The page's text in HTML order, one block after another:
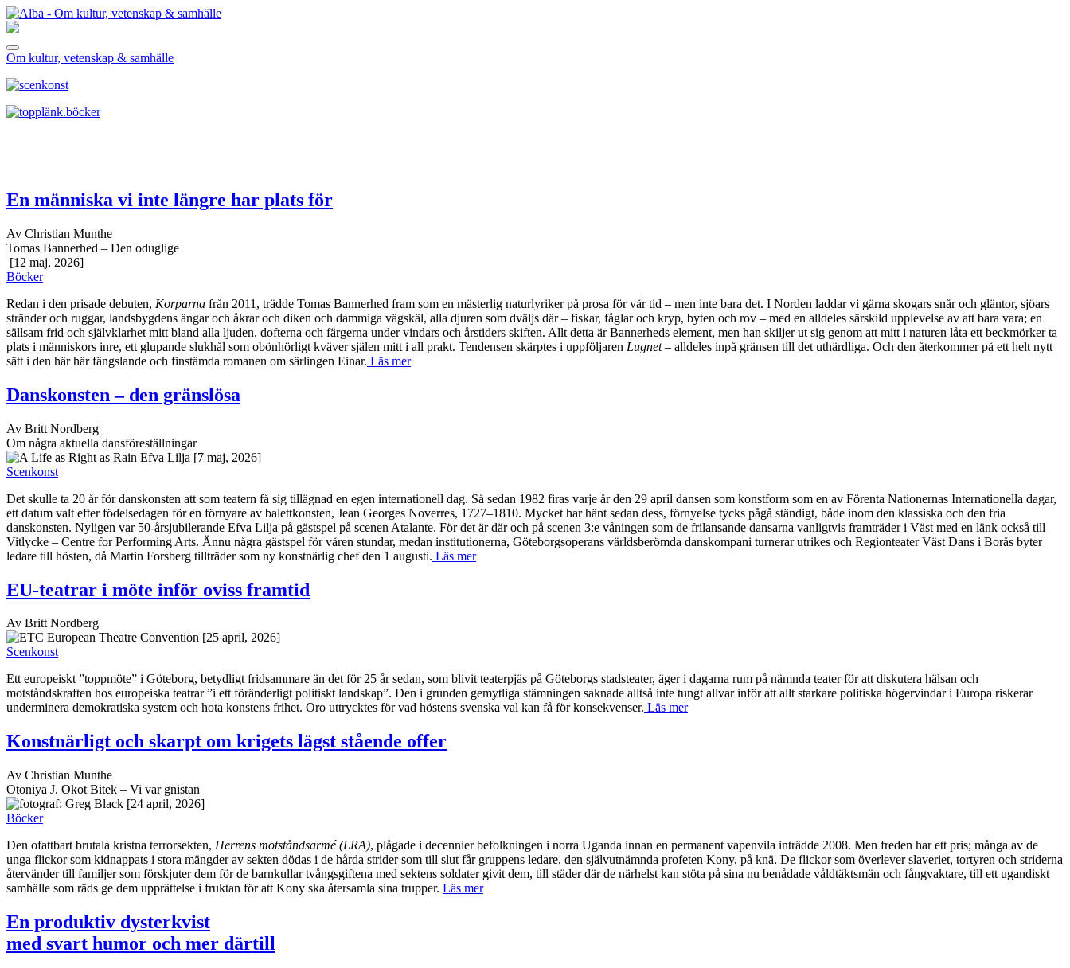
Om kultur, vetenskap & samhälle
En människa vi inte längre har plats för
Av Christian Munthe
Tomas Bannerhed – Den oduglige
[12 maj, 2026]
Böcker
Redan i den prisade debuten, Korparna från 2011, trädde Tomas Bannerhed fram som en mästerlig naturlyriker på prosa för vår tid – men inte bara det. I Norden laddar vi gärna skogars snår och gläntor, sjöars
stränder och ruggar, landsbygdens ängar och åkrar och diken och dammiga vägskäl, alla djuren som dväljs där – fiskar, fåglar och kryp, byten och rov – med en alldeles särskild upplevelse av att bara vara; en
sällsam frid och självklarhet mitt bland alla ljuden, dofterna och färgerna under vindars och årstiders skiften. Allt detta är Bannerheds element, men han skiljer ut sig genom att mitt i naturen låta ett beckmörker ta
plats i människors inre, ett glupande slukhål som obönhörligt kväver själen mitt i all prakt. Tendensen skärptes i uppföljaren Lugnet– alldeles inpå gränsen till det uthärdliga. Och den återkommer på ett helt nytt
sätt i den här här fängslande och finstämda romanen om särlingen Einar. Läs mer
Danskonsten – den gränslösa
Av Britt Nordberg
Om några aktuella dansföreställningar
[7 maj, 2026]
Scenkonst
Det skulle ta 20 år för danskonsten att som teatern få sig tillägnad en egen internationell dag. Så sedan 1982 firas varje år den 29 april dansen som konstform som en av Förenta Nationernas Internationella dagar,
ett datum valt efter födelsedagen för en förnyare av balettkonsten, Jean Georges Noverres, 1727–1810. Mycket har hänt sedan dess, förnyelse tycks pågå ständigt, både inom den klassiska och den fria
danskonsten. Nyligen var 50-årsjubilerande Efva Lilja på gästspel på scenen Atalante. För det är där och på scenen 3:e våningen som de frilansande dansarna vanligtvis framträder i Väst med en länk också till
Vitlycke – Centre for Performing Arts. Ännu några gästspel för våren stundar, medan institutionerna, Göteborgsoperans världsberömda danskompani turnerar utrikes och Regionteater Väst Dans i Borås byter
ledare till hösten, då Martin Forsberg tillträder som ny konstnärlig chef den 1 augusti. Läs mer
EU-teatrar i möte inför oviss framtid
Av Britt Nordberg
[25 april, 2026]
Scenkonst
Ett europeiskt ”toppmöte” i Göteborg, betydligt fridsammare än det för 25 år sedan, som blivit teaterpjäs på Göteborgs stadsteater, äger i dagarna rum på nämnda teater för att diskutera hälsan och
motståndskraften hos europeiska teatrar ”i ett föränderligt politiskt landskap”. Den i grunden gemytliga stämningen saknade alltså inte tungt allvar inför att allt starkare politiska högervindar i Europa riskerar
underminera demokratiska system och hota konstens frihet. Oro uttrycktes för vad höstens svenska val kan få för konsekvenser. Läs mer
Konstnärligt och skarpt om krigets lägst stående offer
Av Christian Munthe
Otoniya J. Okot Bitek – Vi var gnistan
[24 april, 2026]
Böcker
Den ofattbart brutala kristna terrorsekten, Herrens motståndsarmé (LRA) , plågade i decennier befolkningen i norra Uganda innan en permanent vapenvila inträdde 2008. Men freden har ett pris; många av de
unga flickor som kidnappats i stora mängder av sekten dödas i de hårda strider som till slut får gruppens ledare, den självutnämnda profeten Kony, på knä. De flickor som överlever slaveriet, tortyren och striderna
återvänder till familjer som förskjuter dem för de barnkullar tvångsgiftena med sektens soldater givit dem, till städer där de närhelst kan stöta på sina nu benådade våldtäktsmän och fångvaktare, till ett ugandiskt
samhälle som räds ge dem upprättelse i fruktan för att Kony ska återsamla sina trupper. Läs mer
En produktiv dysterkvist
med svart humor och mer därtill